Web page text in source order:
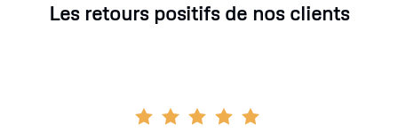
Les retours positifs de nos clients